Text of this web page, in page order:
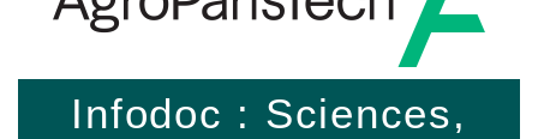
Infodoc : Sciences,